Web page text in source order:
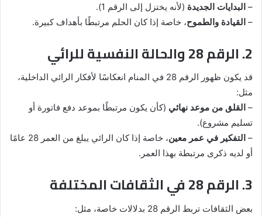
– البدايات الجديدة (لأنه يختزل إلى الرقم 1).
– القيادة والطموح، خاصة إذا كان الحلم مرتبطًا بأهداف كبيرة.
2. الرقم 28 والحالة النفسية للرائي
قد يكون ظهور الرقم 28 في المنام انعكاسًا لأفكار الرائي الداخلية،
مثل:
– القلق من موعد نهائي (كأن يكون مرتبطًا بموعد دفع فاتورة أو
تسليم مشروع).
– التفكير في عمر معين
، خاصة إذا كان الرائي يبلغ من العمر 28 عامًا
أو لديه ذكرى مرتبطة بهذا العمر.
3. الرقم 28 في الثقافات المختلفة
بعض الثقافات تربط الرقم 28 بدلالات خاصة، مثل: